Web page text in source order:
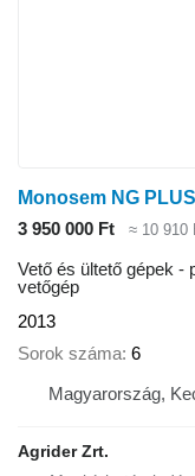
Monosem NG
3 950 000 Ft
≈ 10 910
Vető és ültető gépek -
vetőgép
2013
Sorok száma 6
Magyarország,
Agrider Zrt.